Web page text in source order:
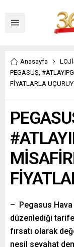
Anasayfa
PEGASUS,
FİYATLARLA
– Pegasus Hava
düzenlediği
fırsatı olarak
nesil seyahat